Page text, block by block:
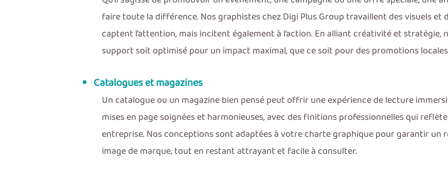
faire toute la différence. Nos graphistes chez Digi Plus Group travaillent des visuels et
captent l’attention, mais incitent également à l’action. En alliant créativité et stratégie,
support soit optimisé pour un impact maximal, que ce soit pour des promotions locales
Catalogues et magazines
Un catalogue ou un magazine bien pensé peut offrir une expérience de lecture
mises en page soignées et harmonieuses, avec des finitions professionnelles qui
entreprise. Nos conceptions sont adaptées à votre charte graphique pour garantir
image de marque, tout en restant attrayant et facile à consulter.